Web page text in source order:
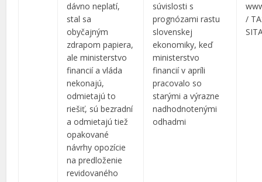
dávno neplatí,
stal sa
obyčajným
zdrapom papiera,
ale ministerstvo
financií a vláda
nekonajú,
odmietajú to
riešiť, sú bezradní
a odmietajú tiež
opakované
návrhy opozície
na predloženie
revidovaného
súvislosti s
prognózami rastu
slovenskej
ekonomiky, keď
ministerstvo
financií v apríli
pracovalo so
starými a výrazne
nadhodnotenými
odhadmi
/